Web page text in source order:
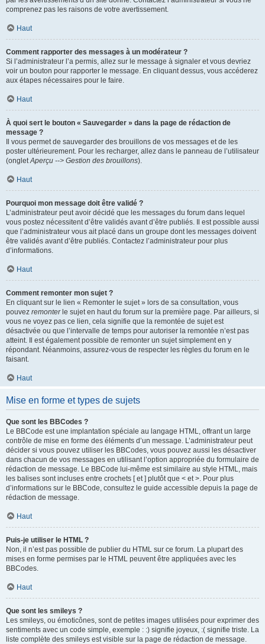
comprenez pas les raisons de votre avertissement.
Haut
Comment rapporter des messages à un modérateur ?
Si l’administrateur l’a permis, allez sur le message à signaler et vous devriez
voir un bouton pour rapporter le message. En cliquant dessus, vous accéderez
aux étapes nécessaires pour le faire.
Haut
À quoi sert le bouton « Sauvegarder » dans la page de rédaction de
message ?
Il vous permet de sauvegarder des brouillons de vos messages et de les
poster ultérieurement. Pour les recharger, allez dans le panneau de l’utilisateur
(ongletAperçu --> Gestion des brouillons).
Haut
Pourquoi mon message doit être validé ?
L’administrateur peut avoir décidé que les messages du forum dans lequel
vous postez nécessitent d’être validés avant d’être publiés. Il est possible aussi
que l’administrateur vous ait placé dans un groupe dont les messages doivent
être validés avant d’être publiés. Contactez l’administrateur pour plus
d’informations.
Haut
Comment remonter mon sujet ?
En cliquant sur le lien « Remonter le sujet » lors de sa consultation, vous
pouvez remonterle sujet en haut du forum sur la première page. Par ailleurs, si
vous ne voyez pas ce lien, cela signifie que la remontée de sujet est
désactivée ou que l’intervalle de temps pour autoriser la remontée n’est pas
atteint. Il est également possible de remonter un sujet simplement en y
répondant. Néanmoins, assurez-vous de respecter les règles du forum en le
faisant.
Haut
Mise en forme et types de sujets
Que sont les BBCodes ?
Le BBCode est une implantation spéciale au langage HTML, offrant un large
contrôle de mise en forme des éléments d’un message. L’administrateur peut
décider si vous pouvez utiliser les BBCodes, vous pouvez aussi les désactiver
dans chacun de vos messages en utilisant l’option appropriée du formulaire de
rédaction de message. Le BBCode lui-même est similaire au style HTML, mais
les balises sont incluses entre crochets [ et ] plutôt que < et >. Pour plus
d’informations sur le BBCode, consultez le guide accessible depuis la page de
rédaction de message.
Haut
Puis-je utiliser le HTML ?
Non, il n’est pas possible de publier du HTML sur ce forum. La plupart des
mises en forme permises par le HTML peuvent être appliquées avec les
BBCodes.
Haut
Que sont les smileys ?
Les smileys, ou émoticônes, sont de petites images utilisées pour exprimer des
sentiments avec un code simple, exemple : :) signifie joyeux, :( signifie triste. La
liste complète des smileys est visible sur la page de rédaction de message.